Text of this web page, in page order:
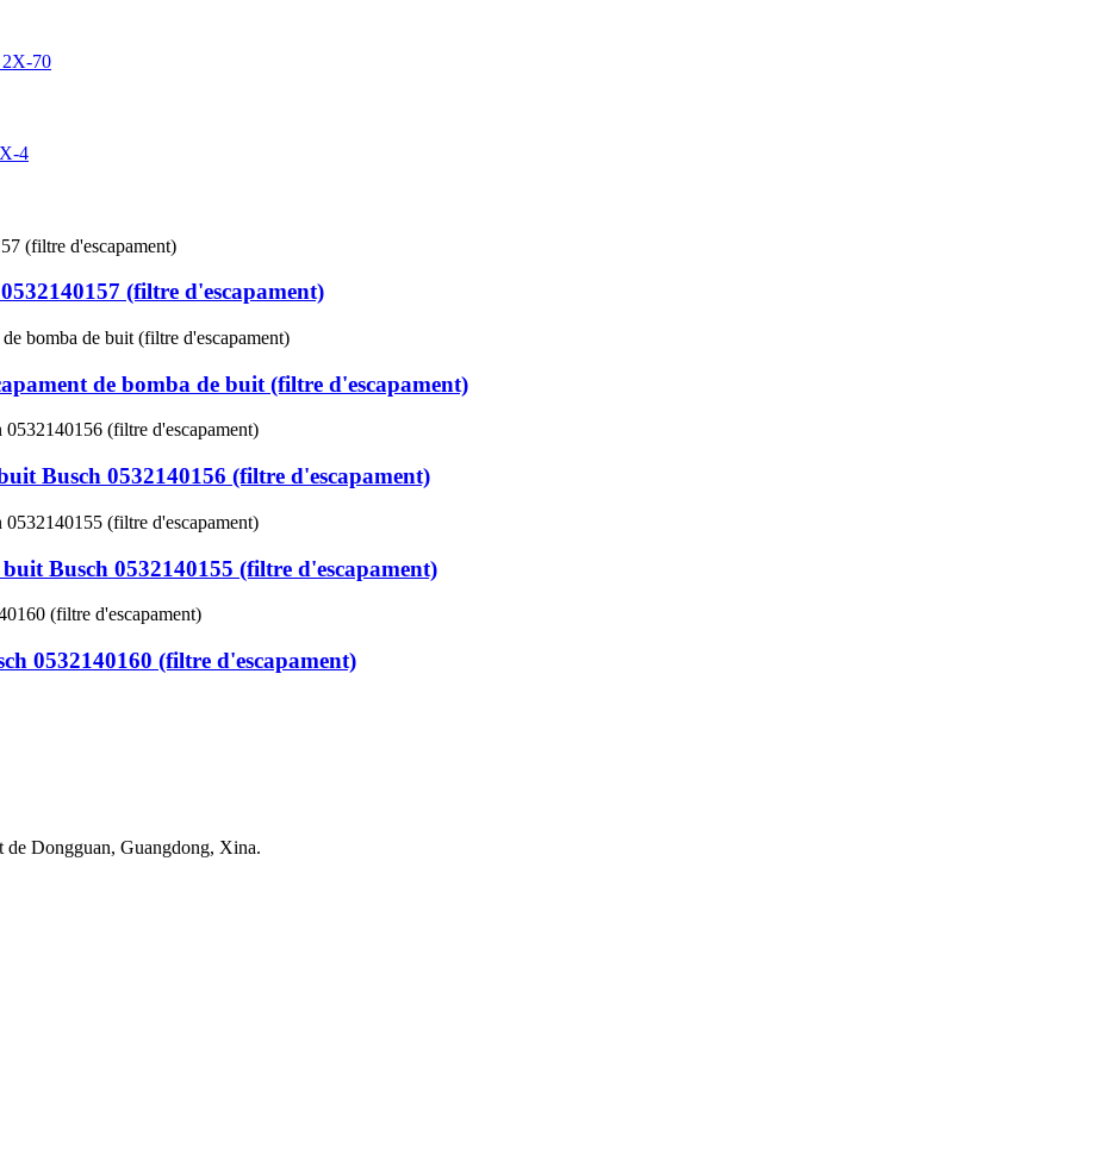
(filtre d'escapament)
de bomba de buit (filtre d'escapament)
Busch 0532140156 (filtre d'escapament)
Busch 0532140155 (filtre d'escapament)
0532140160 (filtre d'escapament)
Dongguan, Guangdong, Xina.